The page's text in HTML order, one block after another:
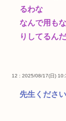
るわな
なんで用も
りしてるん
12 : 2025/08/17(日)
先生ください